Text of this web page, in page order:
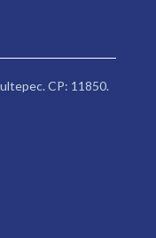
CP: 11850.